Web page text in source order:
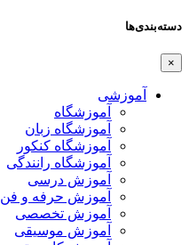
دسته‌بندی‌ها
×
آموزشی
آموزشگاه
آموزشگاه زبان
آموزشگاه کنکور
آموزشگاه رانندگی
آموزش درسی
آموزش حرفه و فن
آموزش تخصصی
آموزش موسیقی